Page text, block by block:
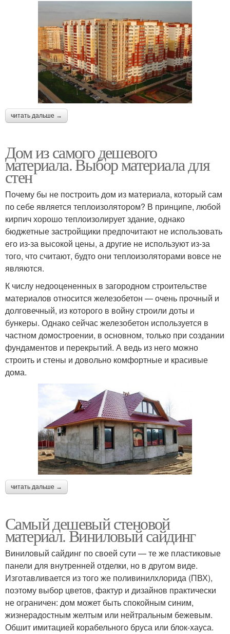
читать дальше →
Дом из самого дешевого
материала. Выбор материала для
стен
Почему бы не построить дом из материала, который сам
по себе является теплоизолятором? В принципе, любой
кирпич хорошо теплоизолирует здание, однако
бюджетные застройщики предпочитают не использовать
его из-за высокой цены, а другие не используют из-за
того, что считают, будто они теплоизоляторами вовсе не
являются.
К числу недооцененных в загородном строительстве
материалов относится железобетон — очень прочный и
долговечный, из которого в войну строили доты и
бункеры. Однако сейчас железобетон используется в
частном домостроении, в основном, только при создании
фундаментов и перекрытий. А ведь из него можно
строить и стены и довольно комфортные и красивые
дома.
читать дальше →
Самый дешевый стеновой
материал. Виниловый сайдинг
Виниловый сайдинг по своей сути — те же пластиковые
панели для внутренней отделки, но в другом виде.
Изготавливается из того же поливинилхлорида (ПВХ),
поэтому выбор цветов, фактур и дизайнов практически
не ограничен: дом может быть спокойным синим,
жизнерадостным желтым или нейтральным бежевым.
Обшит имитацией корабельного бруса или блок-хауса.